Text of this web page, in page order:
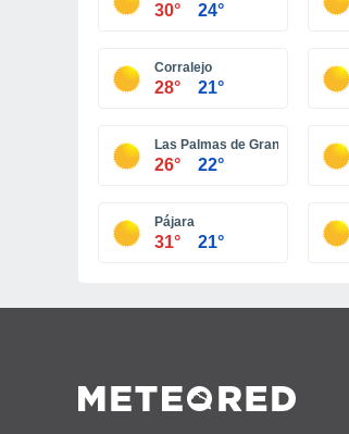
30° 24°
Corralejo
28° 21°
Las Palmas de Gran Canaria
26° 22°
Pájara
31° 21°